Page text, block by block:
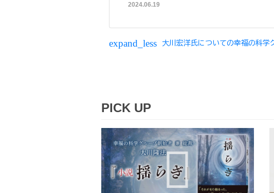
2024.06.19
expand_less 大川宏洋氏についての幸福の科学
PICK UP